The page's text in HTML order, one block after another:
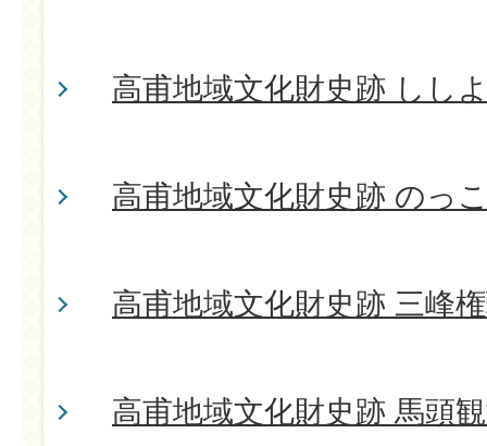
高甫地域文化財史跡 しし
高甫地域文化財史跡 のっ
高甫地域文化財史跡 三峰
高甫地域文化財史跡 馬頭